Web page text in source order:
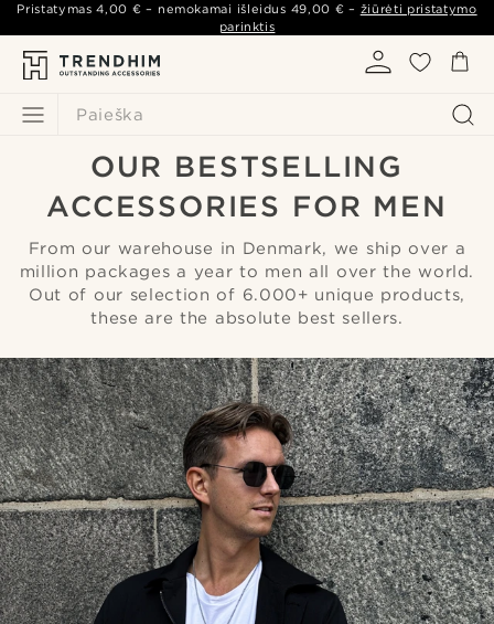
Paieška
Pristatymas4,00 € – nemokamai išleidus 49,00 € – žiūrėti pristatymo
parinktis
OUR BESTSELLING
ACCESSORIES FOR MEN
From our warehouse in Denmark, we ship over a
million packages a year to men all over the world.
Out of our selection of 6.000+ unique products,
these are the absolute best sellers.